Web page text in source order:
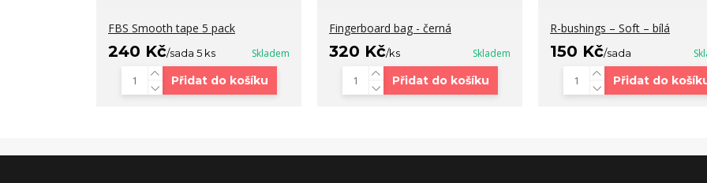
FBS Smooth tape 5 pack
240 Kč/sada 5 ks Skladem
Přidat do košíku
Fingerboard bag - černá
320 Kč/ks Skladem
Přidat do košíku
R-bushings – Soft – bílá
150 Kč/sada
Přidat do